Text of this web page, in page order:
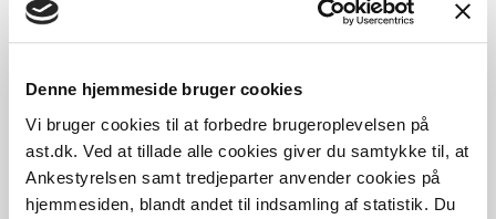
Denne hjemmeside bruger cookies
Vi bruger cookies til at forbedre brugeroplevelsen på
ast.dk. Ved at tillade alle cookies giver du samtykke til, at
Ankestyrelsen samt tredjeparter anvender cookies på
hjemmesiden, blandt andet til indsamling af statistik. Du
15.05.1995
Offentliggørelsesdato
12.07.2013
Paragraf